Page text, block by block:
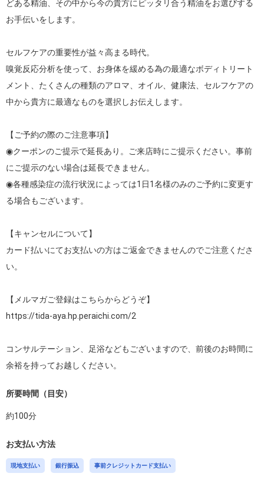
どある精油、その中から今の貴方にピッタリ合う精油をお選びする
お手伝いをします。
セルフケアの重要性が益々高まる時代。
嗅覚反応分析を使って、お身体を緩める為の最適なボディトリート
メント、たくさんの種類のアロマ、オイル、健康法、セルフケアの
中から貴方に最適なものを選択しお伝えします。
【ご予約の際のご注意事項】
◉クーポンのご提示で延長あり。ご来店時にご提示ください。事前
にご提示のない場合は延長できません。
◉各種感染症の流行状況によっては1日1名様のみのご予約に変更す
る場合もございます。
【キャンセルについて】
カード払いにてお支払いの方はご返金できませんのでご注意くださ
い。
https://tida-aya.hp.peraichi.com/2
コンサルテーション、足浴などもございますので、前後のお時間に
余裕を持ってお越しください。
所要時間（目安）
約100分
お支払い方法
現地支払い 銀行振込 事前クレジットカード支払い